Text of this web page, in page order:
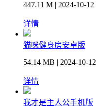
447.11 M | 2024-10-12
详情
猫咪健身房安卓版
54.14 MB | 2024-10-12
详情
我才是主人公手机版